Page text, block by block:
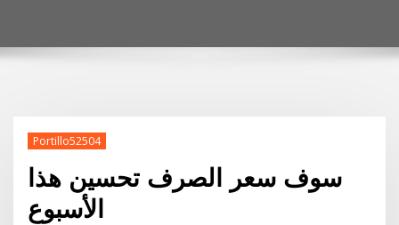
Portillo52504
سوف سعر الصرف تحسين هذا
الأسبوع